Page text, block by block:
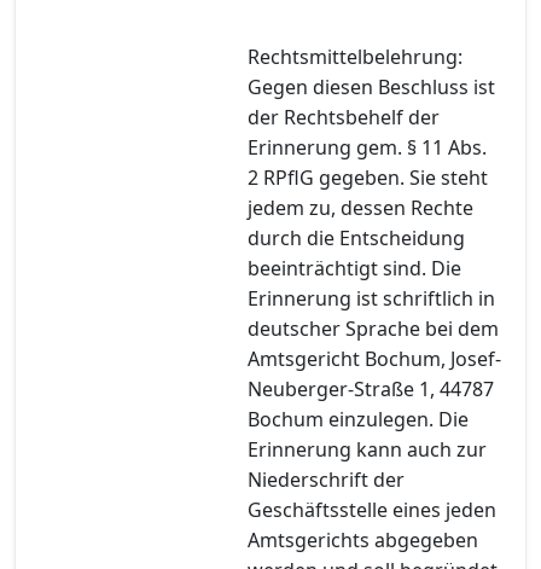
Rechtsmittelbelehrung:
Gegen diesen Beschluss ist
der Rechtsbehelf der
Erinnerung gem. § 11 Abs.
2 RPflG gegeben. Sie steht
jedem zu, dessen Rechte
durch die Entscheidung
beeinträchtigt sind. Die
Erinnerung ist schriftlich in
deutscher Sprache bei dem
Amtsgericht Bochum, Josef-
Neuberger-Straße 1, 44787
Bochum einzulegen. Die
Erinnerung kann auch zur
Niederschrift der
Geschäftsstelle eines jeden
Amtsgerichts abgegeben